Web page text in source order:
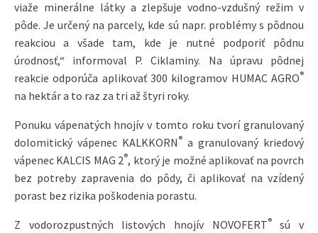
viaže minerálne látky a zlepšuje vodno-vzdušný režim v
pôde. Je určený na parcely, kde sú napr. problémy s pôdnou
reakciou a všade tam, kde je nutné podporiť pôdnu
úrodnosť,“ informoval P. Ciklaminy. Na úpravu pôdnej
reakcie odporúča aplikovať 300 kilogramov HUMAC AGRO®
na hektár a to raz za tri až štyri roky.
Ponuku vápenatých hnojív v tomto roku tvorí granulovaný
dolomitický vápenec KALKKORN ®a granulovaný kriedový
vápenec KALCIS MAG 2®, ktorý je možné aplikovať na povrch
bez potreby zapravenia do pôdy, či aplikovať na vzídený
porast bez rizika poškodenia porastu.
Z vodorozpustných listových hnojív NOVOFERT®sú v